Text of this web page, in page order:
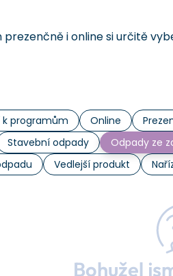
i online si určitě
k programům Online
Stavební odpady Odpady ze
Vedlejší produkt
Bohužel